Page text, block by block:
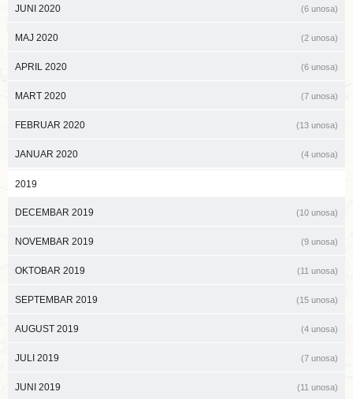
JUNI 2020 (6 unosa)
MAJ 2020 (2 unosa)
APRIL 2020 (6 unosa)
MART 2020 (7 unosa)
FEBRUAR 2020 (13 unosa)
JANUAR 2020 (4 unosa)
2019
DECEMBAR 2019 (10 unosa)
NOVEMBAR 2019 (9 unosa)
OKTOBAR 2019 (11 unosa)
SEPTEMBAR 2019 (15 unosa)
AUGUST 2019 (4 unosa)
JULI 2019 (7 unosa)
JUNI 2019 (11 unosa)